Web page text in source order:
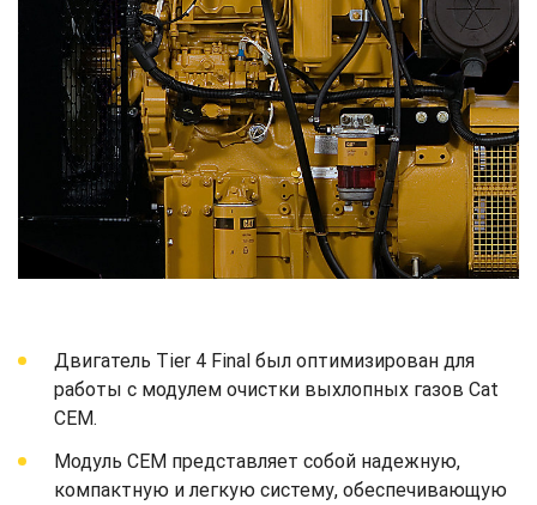
Двигатель Tier 4 Final был оптимизирован для
работы с модулем очистки выхлопных газов Cat
CEM.
Модуль CEM представляет собой надежную,
компактную и легкую систему, обеспечивающую